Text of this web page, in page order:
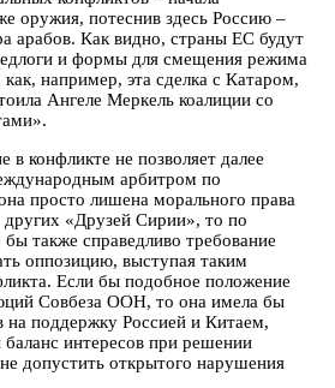
оружия, потеснив здесь Россию –
арабов. Как видно, страны ЕС будут
и формы для смещения режима
например, эта сделка с Катаром,
Ангеле Меркель коалиции со
в конфликте не позволяет далее
арбитром по
просто лишена морального права
других «Друзей Сирии», то по
также справедливо требование
оппозицию, выступая таким
Если бы подобное положение
Совбеза ООН, то она имела бы
на поддержку Россией и Китаем,
интересов при решении
допустить открытого нарушения